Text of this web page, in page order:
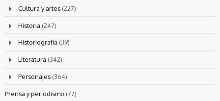
Cultura y artes (227)
Historia (247)
Historiografía (39)
Literatura (342)
Personajes (364)
Prensa y periodismo (77)